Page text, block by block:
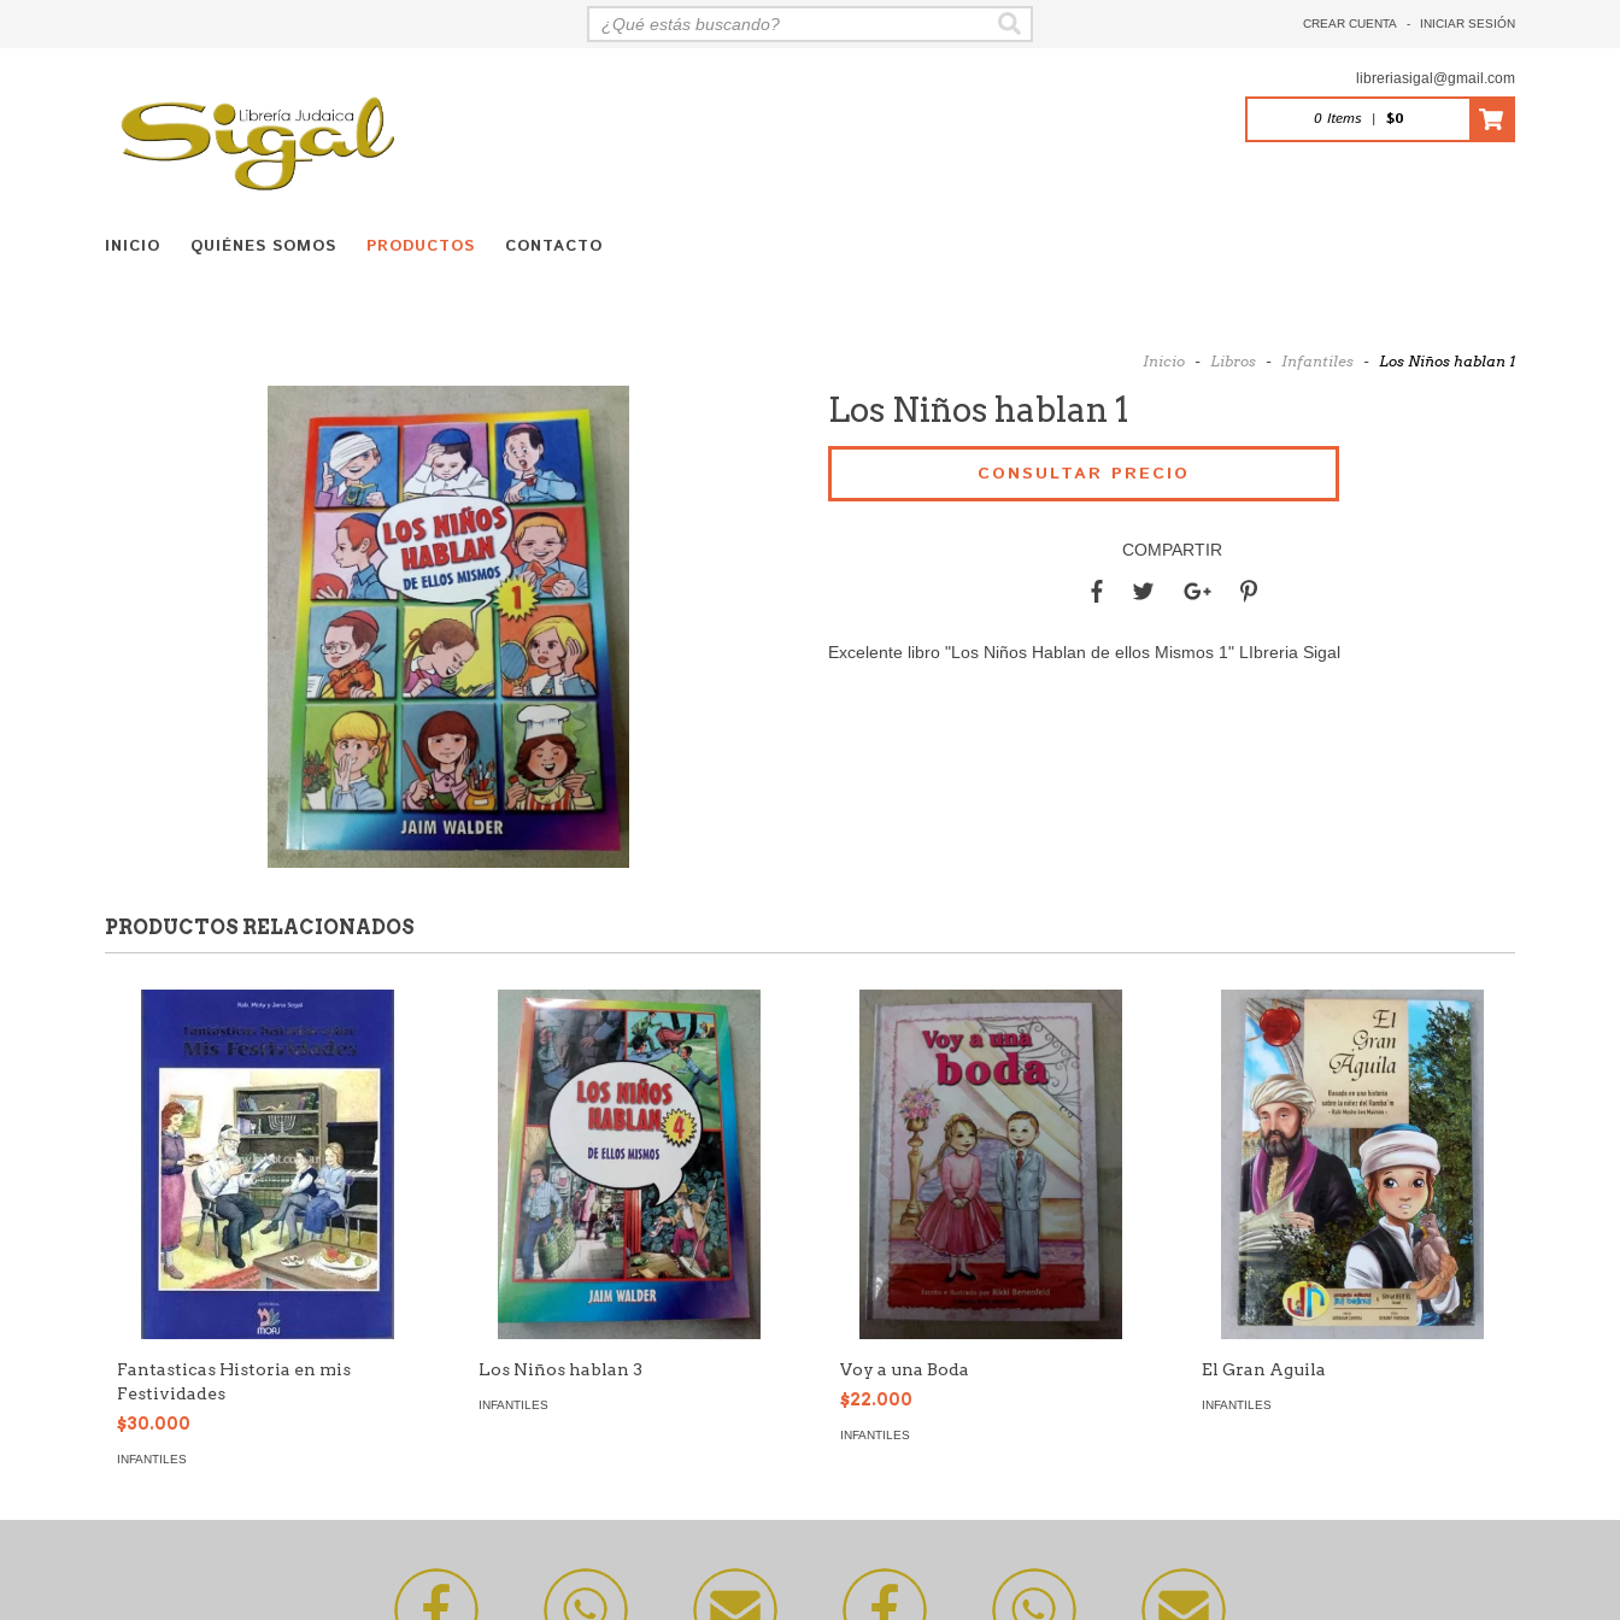
CREAR CUENTA - INICIAR SESIÓN
libreriasigal@gmail.com
0 Items | $0
INICIO QUIÉNES SOMOS PRODUCTOS CONTACTO
Inicio - Libros - Infantiles - Los Niños hablan 1
Los Niños hablan 1
COMPARTIR
Excelente libro "Los Niños Hablan de ellos Mismos 1" LIbreria Sigal
PRODUCTOS RELACIONADOS
Fantasticas Historia en mis
Festividades
$30.000
INFANTILES
Los Niños hablan 3
INFANTILES
Voy a una Boda
$22.000
INFANTILES
El Gran Aguila
INFANTILES